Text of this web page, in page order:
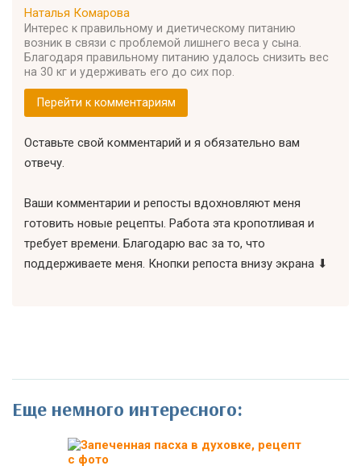
Наталья Комарова
Интерес к правильному и диетическому питанию
возник в связи с проблемой лишнего веса у сына.
Благодаря правильному питанию удалось снизить вес
на 30 кг и удерживать его до сих пор.
Перейти к комментариям
Оставьте свой комментарий и я обязательно вам
отвечу.
Ваши комментарии и репосты вдохновляют меня
готовить новые рецепты. Работа эта кропотливая и
требует времени. Благодарю вас за то, что
поддерживаете меня. Кнопки репоста внизу экрана ⬇
Еще немного интересного: